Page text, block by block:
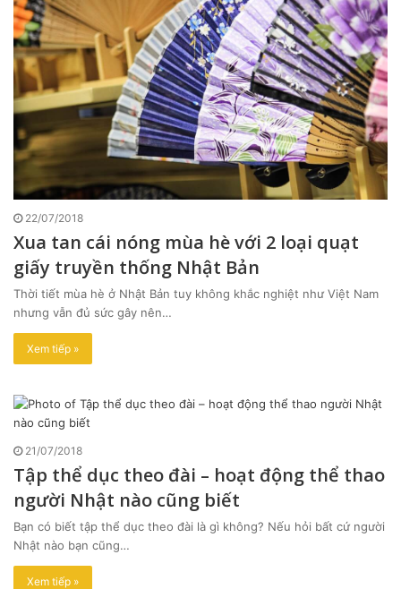
22/07/2018
Xua tan cái nóng mùa hè với 2 loại quạt
giấy truyền thống Nhật Bản
Thời tiết mùa hè ở Nhật Bản tuy không khắc nghiệt như Việt Nam
nhưng vẫn đủ sức gây nên…
Xem tiếp »
21/07/2018
Tập thể dục theo đài – hoạt động thể thao
người Nhật nào cũng biết
Bạn có biết tập thể dục theo đài là gì không? Nếu hỏi bất cứ người
Nhật nào bạn cũng…
Xem tiếp »